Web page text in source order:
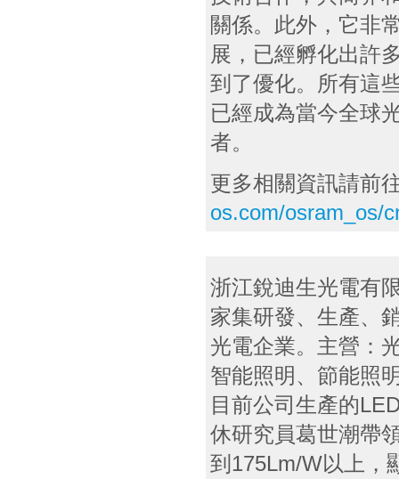
關係。此外，它非
展，已經孵化出許
到了優化。所有這
已經成為當今全球
者。
更多相關資訊請前
os.com/osram_os/
浙江銳迪生光電有
家集研發、生產、
光電企業。主營：
智能照明、節能照
目前公司生產的
休研究員葛世潮帶
到175Lm/W以上，